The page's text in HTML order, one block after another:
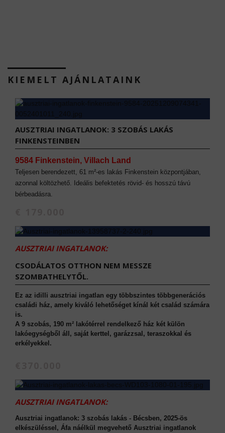
KIEMELT AJÁNLATAINK
AUSZTRIAI INGATLANOK: 3 SZOBÁS LAKÁS
FINKENSTEINBEN
9584 Finkenstein, Villach Land
Teljesen berendezett, 61 m²-es lakás Finkenstein központjában,
azonnal költözhető. Ideális befektetés rövid- és hosszú távú
bérbeadásra.
AUSZTRIAI INGATLANOK:
CSODÁLATOS OTTHON NEM MESSZE
SZOMBATHELYTŐL.
Ez az idilli ausztriai ingatlan egy többszintes többgenerációs
családi ház, amely kiváló lehetőséget kínál két család számára
is.
A 9 szobás, 190 m² lakótérrel rendelkező ház két külön
lakóegységből áll, saját kerttel, garázzsal, teraszokkal és
erkélyekkel.
AUSZTRIAI INGATLANOK:
Ausztriai ingatlanok: 3 szobás lakás - Bécsben, 2025-ös
elkészüléssel, Áfa náélkül megvehető Ausztriai ingatlanok